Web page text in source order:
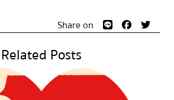
Share on
Related Posts